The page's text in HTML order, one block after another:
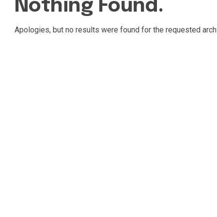
Nothing Found.
Apologies, but no results were found for the requested